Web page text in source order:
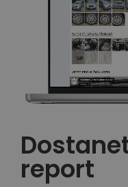
report